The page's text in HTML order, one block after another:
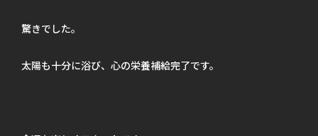
驚きでした。
太陽も十分に浴び、心の栄養補給完了です。